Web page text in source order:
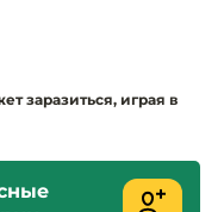
заразиться, играя в